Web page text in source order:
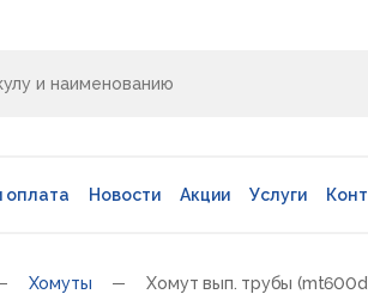
оплата Новости Акции Услуги
Хомуты Хомут вып. трубы